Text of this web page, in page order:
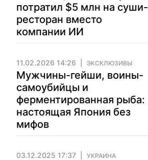
потратил $5 млн на суши-
ресторан вместо
компании ИИ
11.02.2026 14:26 ЭКСКЛЮЗИВЫ
Мужчины-гейши, воины-
самоубийцы и
ферментированная рыба:
настоящая Япония без
мифов
03.12.2025 17:37 УКРАИНА